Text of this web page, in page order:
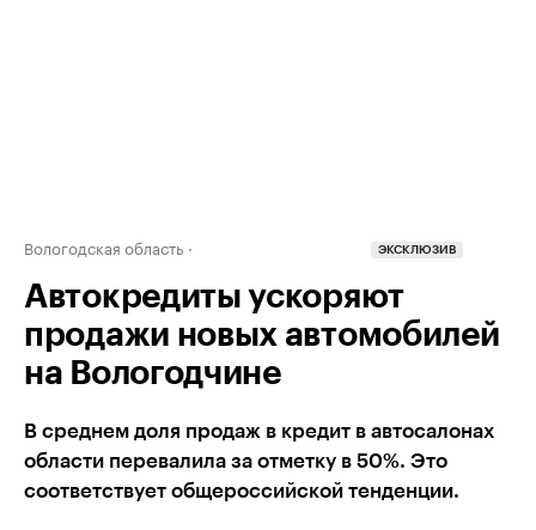
Вологодская область ЭКСКЛЮЗИВ
Автокредиты ускоряют
продажи новых автомобилей
на Вологодчине
В среднем доля продаж в кредит в автосалонах
области перевалила за отметку в 50%. Это
соответствует общероссийской тенденции.